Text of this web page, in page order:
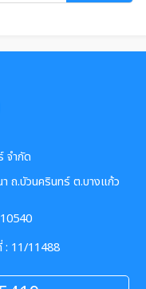
จำกัด
ถ.บัวนครินทร์ ต.บางแก้ว
: 11/11488